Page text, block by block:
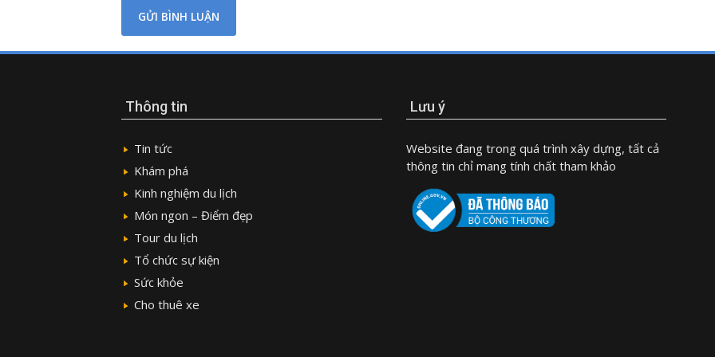
Thông tin
Tin tức
Khám phá
Kinh nghiệm du lịch
Món ngon – Điểm đẹp
Tour du lịch
Tổ chức sự kiện
Sức khỏe
Cho thuê xe
Lưu ý
Website đang trong quá trình xây dựng, tất cả
thông tin chỉ mang tính chất tham khảo